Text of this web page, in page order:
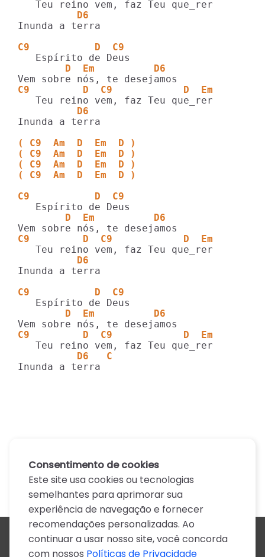
          D6
Inunda a terra
C9           D  C9
        D  Em          D6
C9         D  C9            D  Em
          D6
Inunda a terra
( C9  Am  D  Em  D )
( C9  Am  D  Em  D )
( C9  Am  D  Em  D )
( C9  Am  D  Em  D )
C9           D  C9
        D  Em          D6
C9         D  C9            D  Em
          D6
Inunda a terra
C9           D  C9
        D  Em          D6
C9         D  C9            D  Em
          D6   C
Inunda a terra
Todos os artistas
Consentimento de cookies
Este site usa cookies ou tecnologias
semelhantes para aprimorar sua
experiência de navegação e fornecer
recomendações personalizadas. Ao
continuar a usar nosso site, você concorda
com nossos Políticas de Privacidade